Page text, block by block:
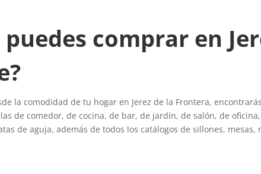
puedes comprar en
la comodidad de tu hogar en Jerez de la Frontera,
de comedor, de cocina, de bar, de jardín, de salón, de
de aguja, además de todos los catálogos de sillones,